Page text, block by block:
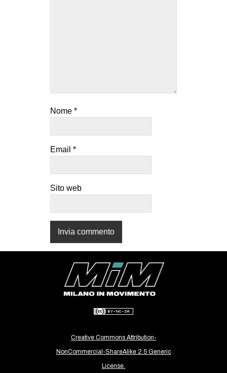
REPRESSIONE
STUDENTI
CULTURE
ARTE
RECENSIONI
INTERNAZIONALE
AFRICA
AMERICHE
ESTREMO ORIENTE
MEDIO ORIENTE
MONDO
Nome *
Email *
Sito web
Creative Commons Attribution-
NonCommercial-ShareAlike 2.5 Generic
License.